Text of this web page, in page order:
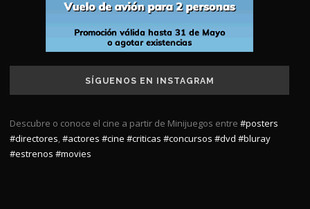
SÍGUENOS EN INSTAGRAM
Descubre o conoce el cine a partir de Minijuegos entre #posters
#directores,#actores #cine #criticas #concursos #dvd #bluray
#estrenos #movies